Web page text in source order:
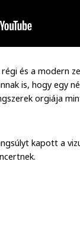
és a modern
is, hogy egy
orgiája
kapott a